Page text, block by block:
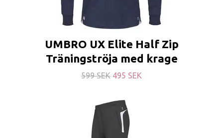
UMBRO UX Elite Half Zip
Träningströja med krage
599 SEK 495 SEK